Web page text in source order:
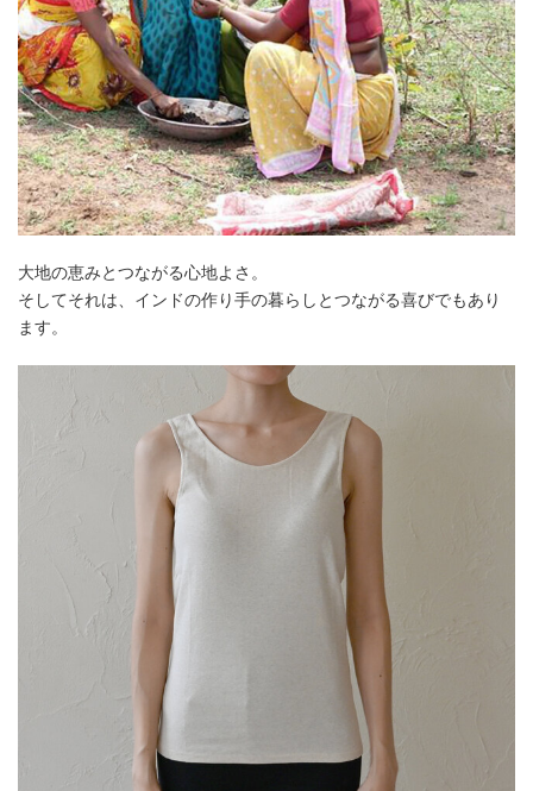
大地の恵みとつながる心地よさ。
そしてそれは、インドの作り手の暮らしとつながる喜びでもあり
ます。